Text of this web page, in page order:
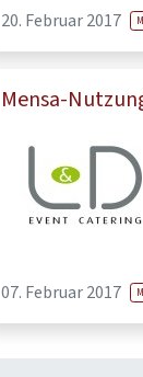
20. Februar 2017
Mensa-
07. Februar 2017